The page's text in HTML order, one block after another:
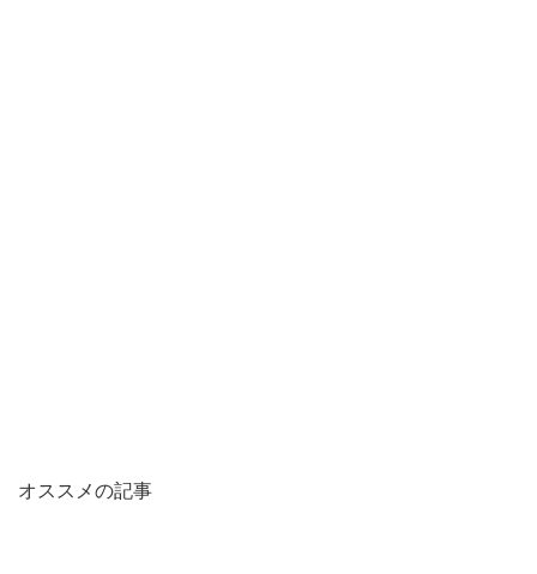
オススメの記事